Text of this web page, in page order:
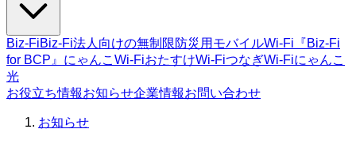
Biz-FiBiz-Fi法人向けの無制限防災用モバイルWi-Fi『Biz-Fi
for BCP』 にゃんこWi-FiおたすけWi-FiつなぎWi-Fiにゃんこ
光
お役立ち情報お知らせ企業情報お問い合わせ
お知らせ